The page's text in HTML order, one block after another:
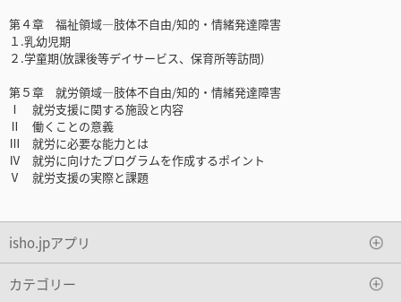
第４章 福祉領域―肢体不自由/知的・情緒発達障害
１.乳幼児期
２.学童期(放課後等デイサービス、保育所等訪問)
第５章 就労領域―肢体不自由/知的・情緒発達障害
Ⅰ 就労支援に関する施設と内容
Ⅱ 働くことの意義
Ⅲ 就労に必要な能力とは
Ⅳ 就労に向けたプログラムを作成するポイント
Ⅴ 就労支援の実際と課題
isho.jpアプリ
カテゴリー